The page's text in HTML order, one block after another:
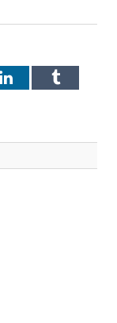
LinkedInTumblr